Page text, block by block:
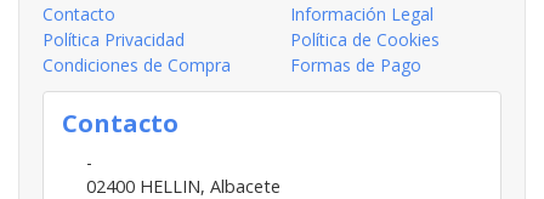
Contacto
Información Legal
Política Privacidad
Política de Cookies
Condiciones de Compra
Formas de Pago
Contacto
-
02400 HELLIN, Albacete